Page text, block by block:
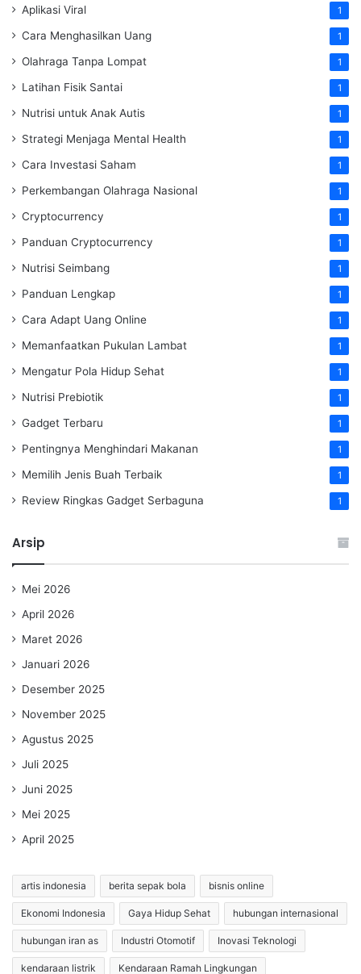
Aplikasi Viral 1
Cara Menghasilkan Uang 1
Olahraga Tanpa Lompat 1
Latihan Fisik Santai 1
Nutrisi untuk Anak Autis 1
Strategi Menjaga Mental Health 1
Cara Investasi Saham 1
Perkembangan Olahraga Nasional 1
Cryptocurrency 1
Panduan Cryptocurrency 1
Nutrisi Seimbang 1
Panduan Lengkap 1
Cara Adapt Uang Online 1
Memanfaatkan Pukulan Lambat 1
Mengatur Pola Hidup Sehat 1
Nutrisi Prebiotik 1
Gadget Terbaru 1
Pentingnya Menghindari Makanan 1
Memilih Jenis Buah Terbaik 1
Review Ringkas Gadget Serbaguna 1
Arsip
Mei 2026
April 2026
Maret 2026
Januari 2026
Desember 2025
November 2025
Agustus 2025
Juli 2025
Juni 2025
Mei 2025
April 2025
artis indonesia berita sepak bola bisnis online
Ekonomi Indonesia Gaya Hidup Sehat hubungan internasional
hubungan iran as Industri Otomotif Inovasi Teknologi
kendaraan listrik Kendaraan Ramah Lingkungan